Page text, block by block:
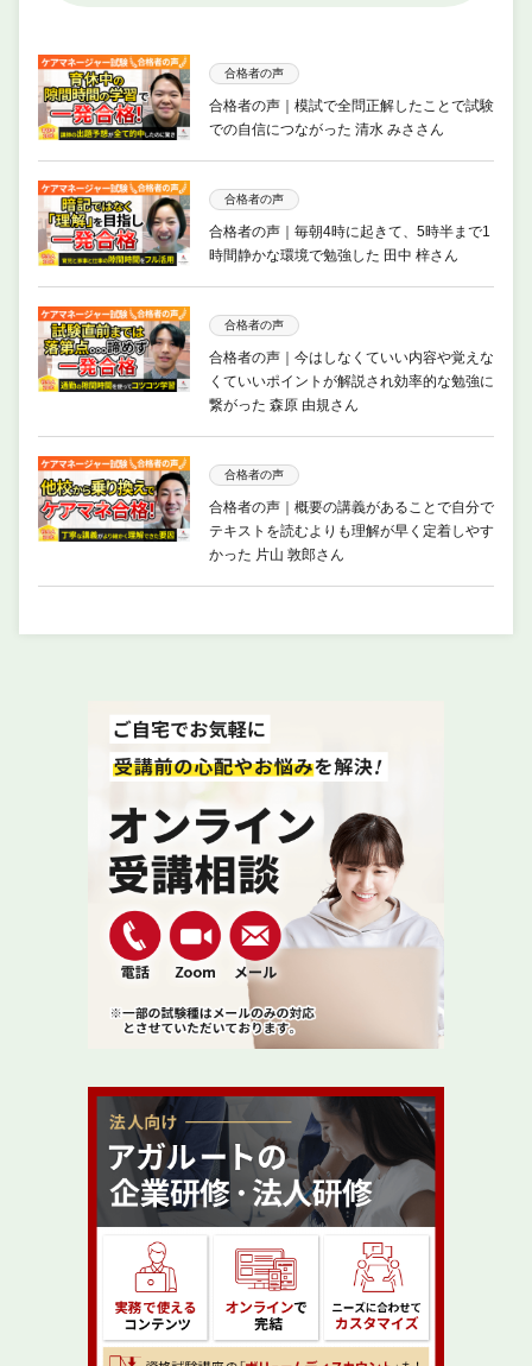
合格者の声
合格者の声｜模試で全問正解したことで試験
での自信につながった 清水 みささん
合格者の声
合格者の声｜毎朝4時に起きて、5時半まで1
時間静かな環境で勉強した 田中 梓さん
合格者の声
合格者の声｜今はしなくていい内容や覚えな
くていいポイントが解説され効率的な勉強に
繋がった 森原 由規さん
合格者の声
合格者の声｜概要の講義があることで自分で
テキストを読むよりも理解が早く定着しやす
かった 片山 敦郎さん